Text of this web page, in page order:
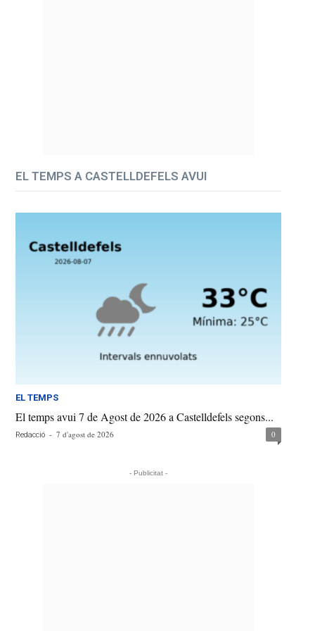
EL TEMPS A CASTELLDEFELS AVUI
EL TEMPS
El temps avui 7 de Agost de 2026 a Castelldefels segons...
Redacció - 7 d'agost de 2026 0
- Publicitat -